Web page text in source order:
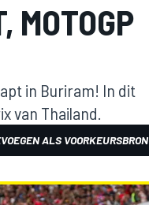
MOTOGP
in Buriram! In dit
van Thailand.
ALS VOORKEURSBRON